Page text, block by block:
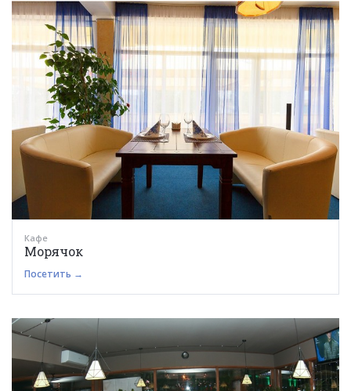
Кафе
Морячок
Посетить →